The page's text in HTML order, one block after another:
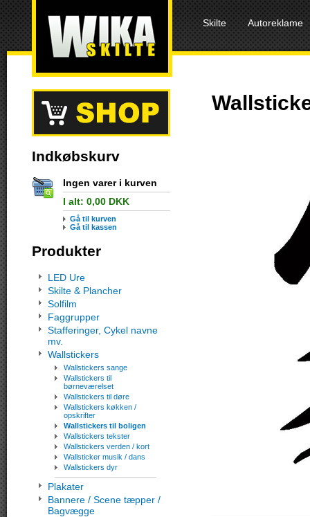
Skilte Autoreklame
Indkøbskurv
Ingen varer i kurven
I alt: 0,00 DKK
Gå til kurven
Gå til kassen
Produkter
LED Ure
Skilte & Plancher
Solfilm
Faggrupper
Stafferinger, Cykel navne
mv.
Wallstickers
Wallstickers sange
Wallstickers til
børneværelset
Wallstickers til døre
Wallstickers køkken /
opskrifter
Wallstickers til boligen
Wallstickers tekster
Wallstickers verden / kort
Wallsticker musik / dans
Wallstickers dyr
Plakater
Bannere / Scene tæpper /
Bagvægge